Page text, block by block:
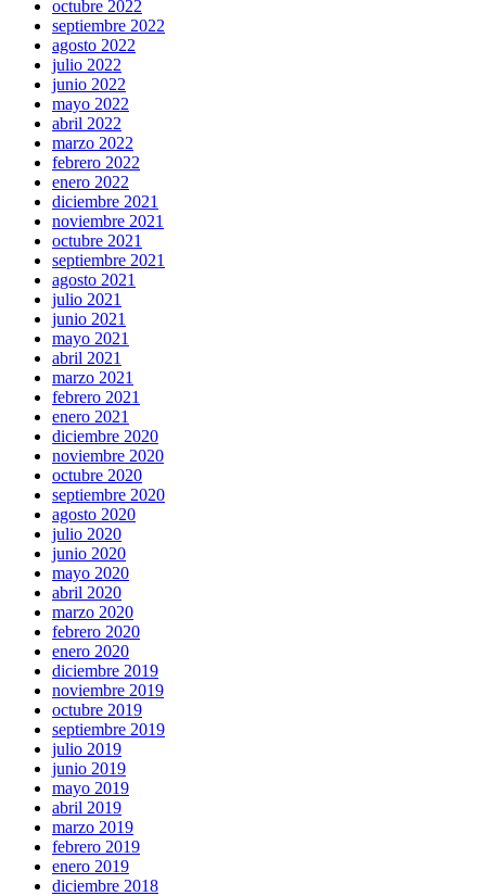
octubre 2022
septiembre 2022
agosto 2022
julio 2022
junio 2022
mayo 2022
abril 2022
marzo 2022
febrero 2022
enero 2022
diciembre 2021
noviembre 2021
octubre 2021
septiembre 2021
agosto 2021
julio 2021
junio 2021
mayo 2021
abril 2021
marzo 2021
febrero 2021
enero 2021
diciembre 2020
noviembre 2020
octubre 2020
septiembre 2020
agosto 2020
julio 2020
junio 2020
mayo 2020
abril 2020
marzo 2020
febrero 2020
enero 2020
diciembre 2019
noviembre 2019
octubre 2019
septiembre 2019
julio 2019
junio 2019
mayo 2019
abril 2019
marzo 2019
febrero 2019
enero 2019
diciembre 2018